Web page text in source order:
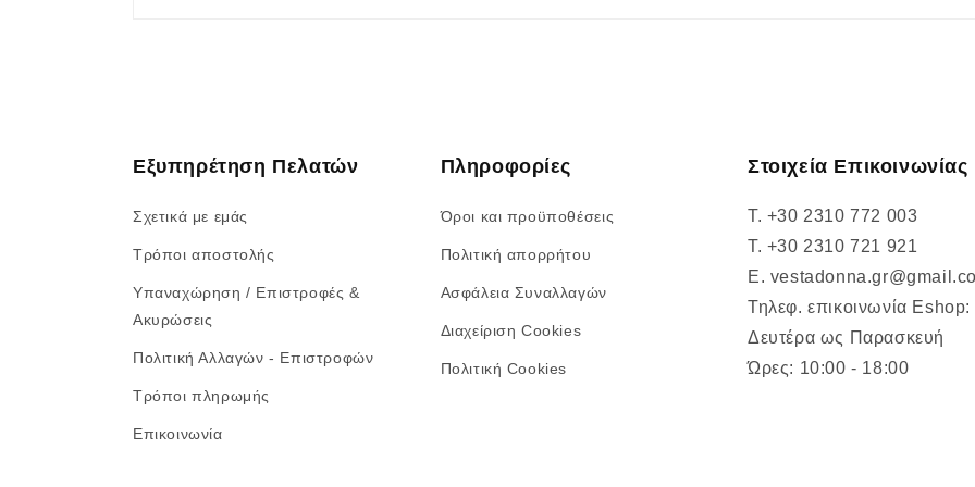
Εξυπηρέτηση Πελατών
Σχετικά με εμάς
Τρόποι αποστολής
Υπαναχώρηση / Επιστροφές &
Ακυρώσεις
Πολιτική Αλλαγών - Επιστροφών
Τρόποι πληρωμής
Επικοινωνία
Πληροφορίες
Όροι και προϋποθέσεις
Πολιτική απορρήτου
Ασφάλεια Συναλλαγών
Διαχείριση Cookies
Πολιτική Cookies
Στοιχεία Επικοινωνίας
T. +30 2310 772 003
T. +30 2310 721 921
E.
Τηλεφ. επικοινωνία Eshop:
Δευτέρα ως Παρασκευή
Ώρες: 10:00 - 18:00